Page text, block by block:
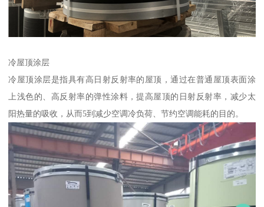
冷屋顶涂层
冷屋顶涂层是指具有高日射反射率的屋顶，通过在普通屋顶表面涂
上浅色的、高反射率的弹性涂料，提高屋顶的日射反射率，减少太
阳热量的吸收，从而5到减少空调冷负荷、节约空调能耗的目的。